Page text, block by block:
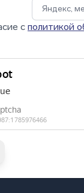
с политикой